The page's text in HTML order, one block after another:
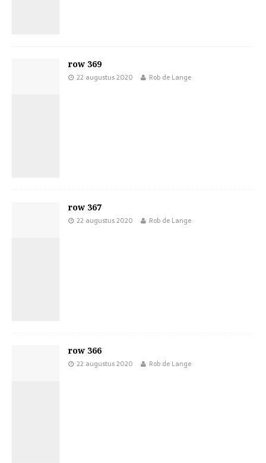
row 369
22 augustus 2020 Rob de Lange
row 367
22 augustus 2020 Rob de Lange
row 366
22 augustus 2020 Rob de Lange